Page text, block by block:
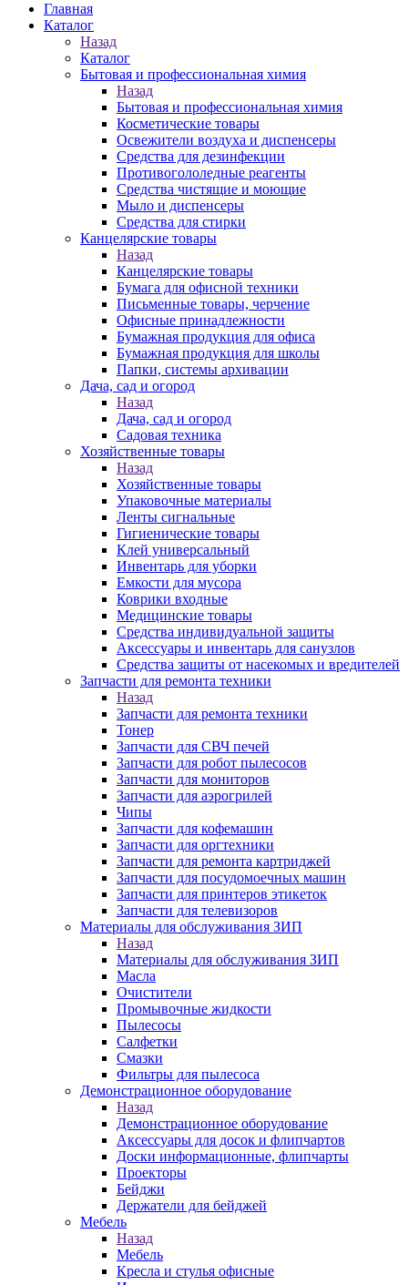
Главная
Каталог
Назад
Каталог
Бытовая и профессиональная химия
Назад
Бытовая и профессиональная химия
Косметические товары
Освежители воздуха и диспенсеры
Средства для дезинфекции
Противогололедные реагенты
Средства чистящие и моющие
Мыло и диспенсеры
Средства для стирки
Канцелярские товары
Назад
Канцелярские товары
Бумага для офисной техники
Письменные товары, черчение
Офисные принадлежности
Бумажная продукция для офиса
Бумажная продукция для школы
Папки, системы архивации
Дача, сад и огород
Назад
Дача, сад и огород
Садовая техника
Хозяйственные товары
Назад
Хозяйственные товары
Упаковочные материалы
Ленты сигнальные
Гигиенические товары
Клей универсальный
Инвентарь для уборки
Емкости для мусора
Коврики входные
Медицинские товары
Средства индивидуальной защиты
Аксессуары и инвентарь для санузлов
Средства защиты от насекомых и вредителей
Запчасти для ремонта техники
Назад
Запчасти для ремонта техники
Тонер
Запчасти для СВЧ печей
Запчасти для робот пылесосов
Запчасти для мониторов
Запчасти для аэрогрилей
Чипы
Запчасти для кофемашин
Запчасти для оргтехники
Запчасти для ремонта картриджей
Запчасти для посудомоечных машин
Запчасти для принтеров этикеток
Запчасти для телевизоров
Материалы для обслуживания ЗИП
Назад
Материалы для обслуживания ЗИП
Масла
Очистители
Промывочные жидкости
Пылесосы
Салфетки
Смазки
Фильтры для пылесоса
Демонстрационное оборудование
Назад
Демонстрационное оборудование
Аксессуары для досок и флипчартов
Доски информационные, флипчарты
Проекторы
Бейджи
Держатели для бейджей
Мебель
Назад
Мебель
Кресла и стулья офисные